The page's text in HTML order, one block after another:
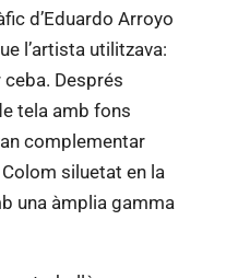
d’Eduardo Arroyo
l’artista utilitzava:
ceba. Després
tela amb fons
complementar
siluetat en la
una àmplia gamma